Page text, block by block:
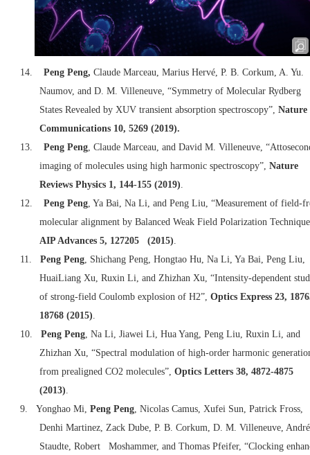
14. Peng Peng, Claude Marceau, Marius Hervé, P. B. Corkum, A. Yu.
Naumov, and D. M. Villeneuve, “Symmetry of Molecular Rydberg
States Revealed by XUV transient absorption spectroscopy”, Nature
Communications 10, 5269 (2019).
13. Peng Peng , Claude Marceau, and David M. Villeneuve,
imaging of molecules using high harmonic spectroscopy”, Nature
Reviews Physics 1, 144-155 (2019)
12. Peng Peng , Ya Bai, Na Li, and Peng Liu, “Measurement of field-
molecular alignment by Balanced Weak Field Polarization
AIP Advances 5, 127205 (2015)
11. Peng Peng , Shichang Peng, Hongtao Hu, Na Li, Ya Bai, Peng Liu,
HuaiLiang Xu, Ruxin Li, and Zhizhan Xu, “Intensity-dependent
of strong-field Coulomb explosion of H2”, Optics Express 23,
18768 (2015)
10. Peng Peng , Na Li, Jiawei Li, Hua Yang, Peng Liu, Ruxin Li, and
Zhizhan Xu, “Spectral modulation of high-order harmonic
from prealigned CO2 molecules”, Optics Letters 38, 4872-4875
(2013)
9.
Yonghao Mi, Peng Peng , Nicolas Camus, Xufei Sun, Patrick Fross,
Denhi Martinez, Zack Dube, P. B. Corkum, D. M. Villeneuve, André
Staudte, Robert Moshammer, and Thomas Pfeifer, “Clocking